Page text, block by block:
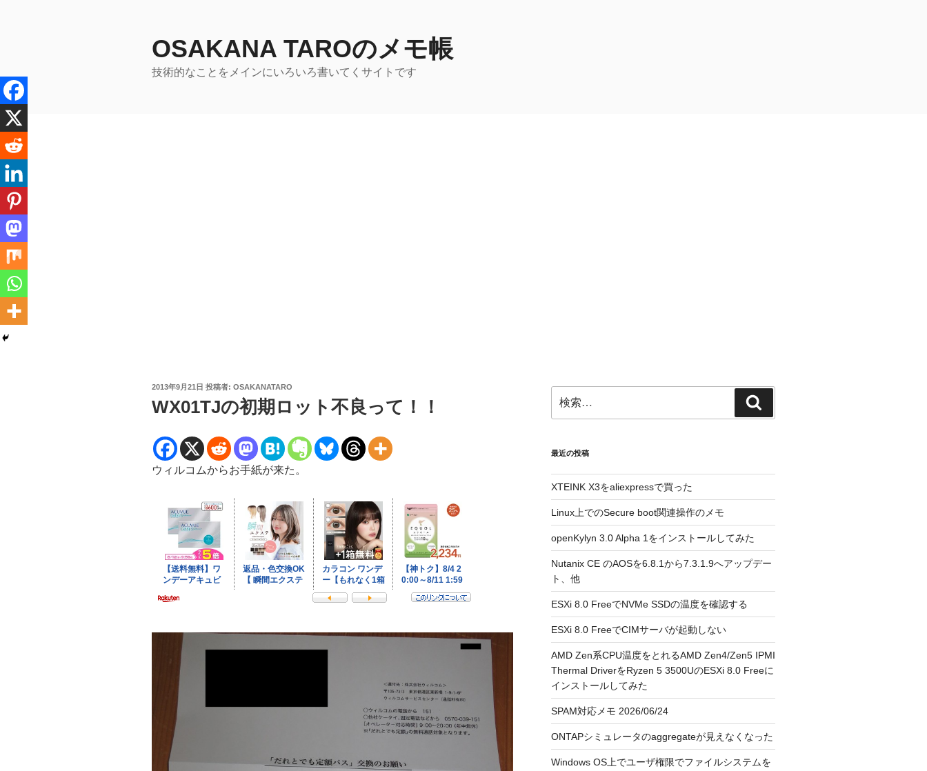
へ
ス
キ
プ
OSAKANA TAROのメモ帳
技術的なことをメインにいろいろ書いてくサイトです
投
日:
2013年9月21日 投稿者: OSAKANATARO
WX01TJの初期ロット不良って！！
ウィルコムからお手紙が来た。
索:
索
最近の投稿
XTEINK X3をaliexpressで買った
Linux上でのSecure boot関連操作のメモ
openKylyn 3.0 Alpha 1をインストールしてみた
Nutanix CE のAOSを6.8.1から7.3.1.9へアップデー
ト、他
ESXi 8.0 FreeでNVMe SSDの温度を確認する
ESXi 8.0 FreeでCIMサーバが起動しない
AMD Zen系CPU温度をとれるAMD Zen4/Zen5 IPMI
Thermal DriverをRyzen 5 3500UのESXi 8.0 Freeに
インストールしてみた
SPAM対応メモ 2026/06/24
ONTAPシミュレータのaggregateが見えなくなった
Windows OS上でユーザ権限でファイルシステムを